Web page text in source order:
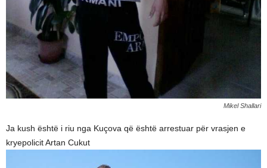
Mikel Shallari
Ja kush është i riu nga Kuçova që është arrestuar për vrasjen e
kryepolicit Artan Cukut